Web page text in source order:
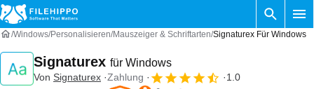
Windows Personalisieren Mauszeiger & Schriftarten Signaturex Für Windows
Signaturex für Windows
Von Signaturex Zahlung 1.0